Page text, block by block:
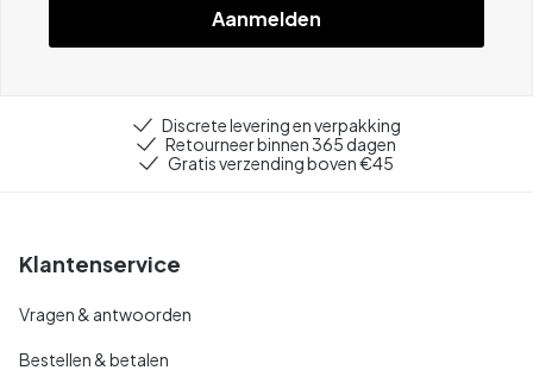
Aanmelden
Discrete levering en verpakking
Retourneer binnen 365 dagen
Gratis verzending boven €45
Klantenservice
Vragen & antwoorden
Bestellen & betalen